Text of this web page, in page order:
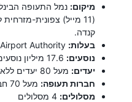
מיקום:
(11 מייל) צפונית-
קנדה.
בעלות:
נוסעים:
יעדים: מעל 80 יעדים ללא עצירה
חברות תעופה: מעל 70 חברות תעופה
מסלולים: